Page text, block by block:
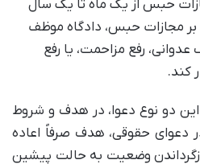
حبس از یک ماه تا یک سال
مجازات حبس، دادگاه موظف
رفع مزاحمت، یا رفع
کند.
دو نوع دعوا، در هدف و شروط
دعوای حقوقی، هدف صرفاً اعاده
وضعیت به حالت پیشین